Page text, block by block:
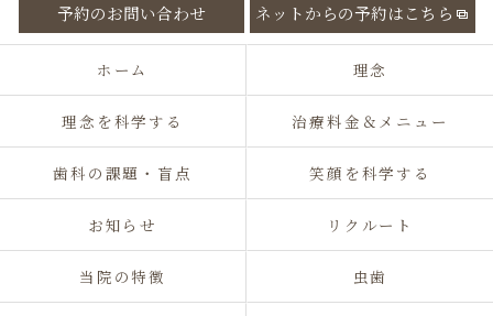
予約のお問い合わせ ネットからの予約はこちら
ホーム 理念
理念を科学する 治療料金＆メニュー
歯科の課題・盲点 笑顔を科学する
お知らせ リクルート
当院の特徴 虫歯